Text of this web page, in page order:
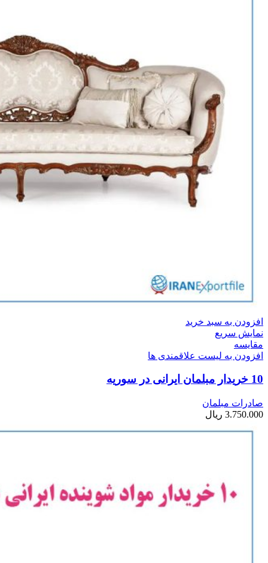
افزودن به سبد خرید
نمایش سریع
مقایسه
افزودن به لیست علاقمندی ها
10 خریدار مبلمان ایرانی در سوریه
صادرات مبلمان
3.750.000 ریال